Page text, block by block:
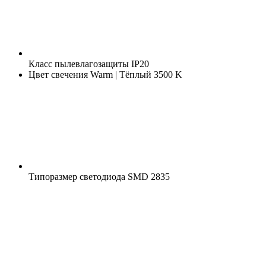
Класс пылевлагозащиты IP20
Цвет свечения Warm | Тёплый 3500 K
Типоразмер светодиода SMD 2835